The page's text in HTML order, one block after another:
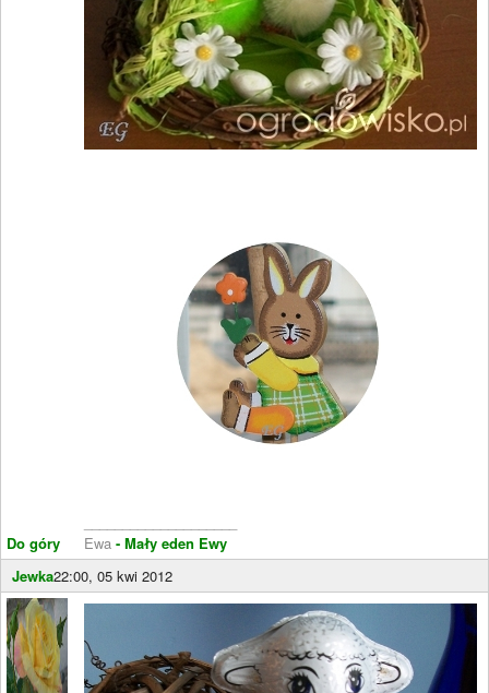
Do góry
Ewa - Mały eden Ewy
Jewka22:00, 05 kwi 2012